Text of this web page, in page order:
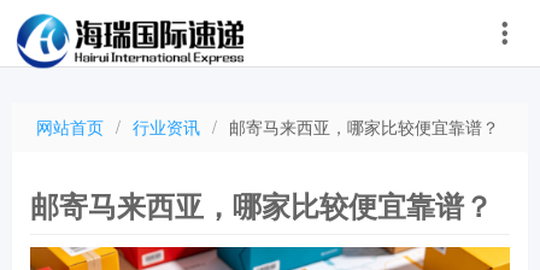
网站首页 / 行业资讯 / 邮寄马来西亚，哪家比较便宜靠谱？
邮寄马来西亚，哪家比较便宜靠谱？